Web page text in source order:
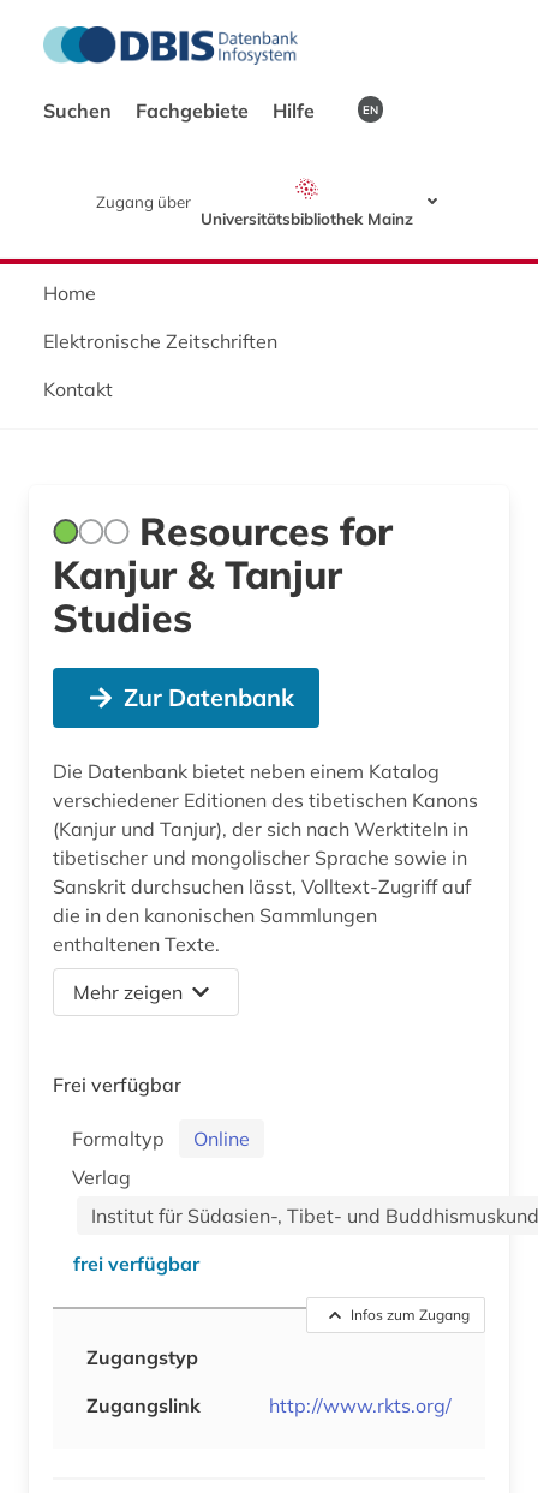
Suchen Fachgebiete Hilfe EN
Zugang über
Universitätsbibliothek Mainz
Home
Elektronische Zeitschriften
Kontakt
Resources for
Kanjur & Tanjur
Studies
Zur Datenbank
Die Datenbank bietet neben einem Katalog
verschiedener Editionen des tibetischen Kanons
(Kanjur und Tanjur), der sich nach Werktiteln in
tibetischer und mongolischer Sprache sowie in
Sanskrit durchsuchen lässt, Volltext-Zugriff auf
die in den kanonischen Sammlungen
enthaltenen Texte.
Mehr zeigen
Frei verfügbar
Formaltyp
Online
Verlag
Institut für Südasien-, Tibet- und
frei verfügbar
Infos zum Zugang
Zugangstyp
Zugangslink
http://www.rkts.org/